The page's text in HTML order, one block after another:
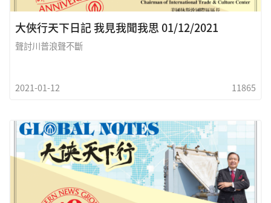
大俠行天下日記 我見我聞我思 01/12/2021
聲討川普浪聲不斷
2021-01-12 11865